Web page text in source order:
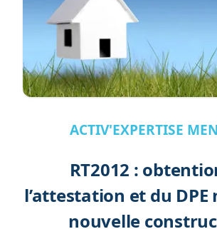
ACTIV'EXPERTISE
RT2012 :
l’attestation et du DPE
nouvelle